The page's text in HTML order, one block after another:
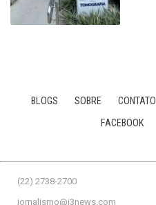
BLOGS SOBRE CONTATO
FACEBOOK
(22) 2738-2700
jornalismo@j3news.com